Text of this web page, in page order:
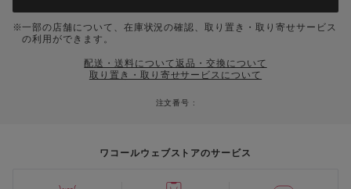
一部の店舗について、在庫状況の確認、取り置き・取り寄せサービス
の利用ができます。
配送・送料について返品・交換について
取り置き・取り寄せサービスについて
注文番号 :
ワコールウェブストアのサービス